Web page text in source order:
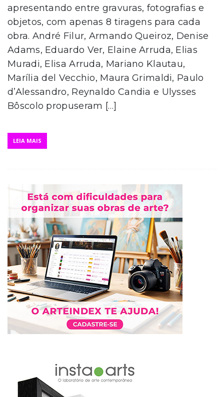
apresentando entre gravuras, fotografias e
objetos, com apenas 8 tiragens para cada
obra. André Filur, Armando Queiroz, Denise
Adams, Eduardo Ver, Elaine Arruda, Elias
Muradi, Elisa Arruda, Mariano Klautau,
Marília del Vecchio, Maura Grimaldi, Paulo
d’Alessandro, Reynaldo Candia e Ulysses
Bôscolo propuseram […]
LEIA MAIS